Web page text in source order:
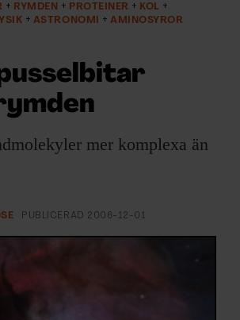
RYMDEN PROTEINER
KOL
ASTRONOMI AMINOSYROR
mer komplexa än
PUBLICERAD 2006-12-01